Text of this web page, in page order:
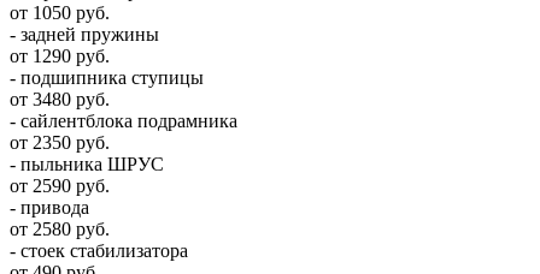
от 1050 руб.
- задней пружины
от 1290 руб.
- подшипника ступицы
от 3480 руб.
- сайлентблока подрамника
от 2350 руб.
- пыльника ШРУС
от 2590 руб.
- привода
от 2580 руб.
- стоек стабилизатора